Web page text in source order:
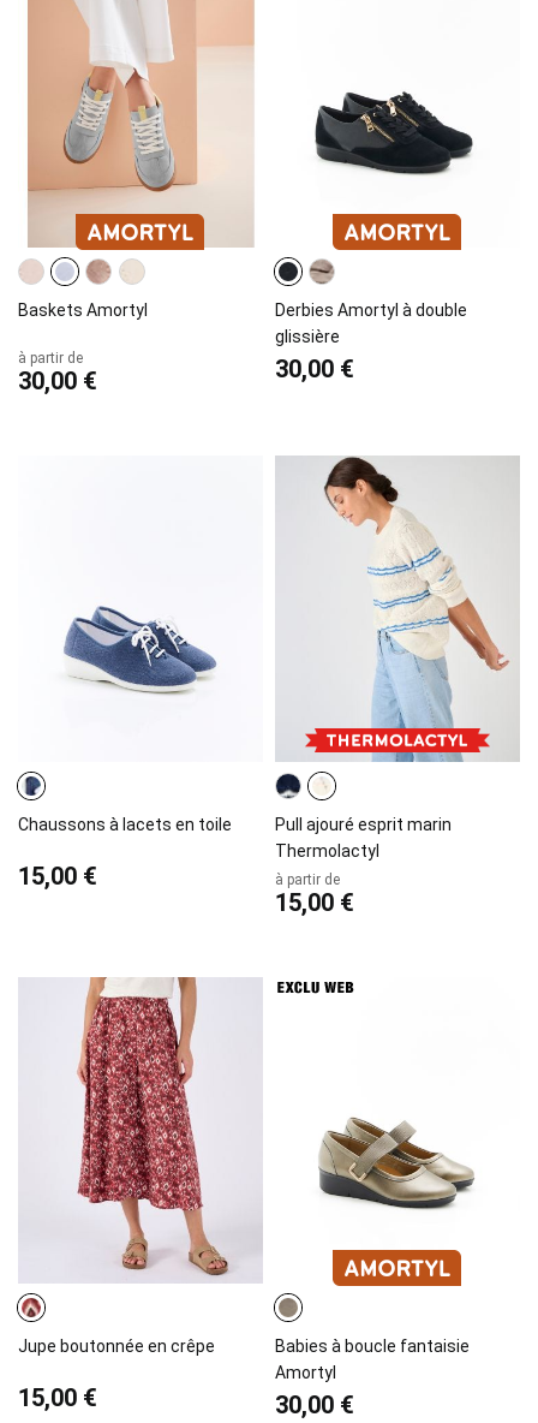
Baskets Amortyl
à partir de
30,00 €
Derbies Amortyl à double
glissière
30,00 €
Chaussons à lacets en toile
15,00 €
Pull ajouré esprit marin
Thermolactyl
à partir de
15,00 €
Jupe boutonnée en crêpe
15,00 €
Babies à boucle fantaisie
Amortyl
30,00 €